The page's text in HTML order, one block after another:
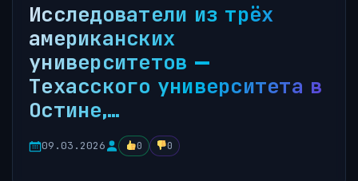
Исследователи из трёх
американских
университетов —
Техасского университета в
Остине,…
09.03.2026 0 0